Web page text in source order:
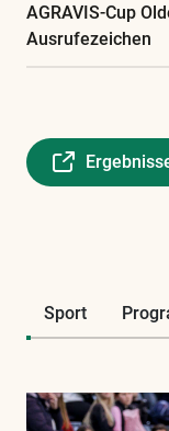
AGRAVIS-Cup
Ausrufezeichen
Sport